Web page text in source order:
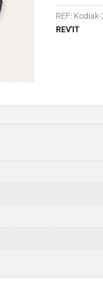
REV'IT
Kodiak
2
REF: Kodiak-
REV'IT